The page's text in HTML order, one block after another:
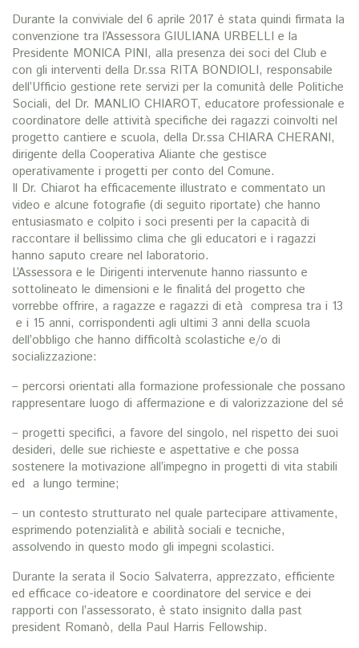
Durante la conviviale del 6 aprile 2017 è stata quindi firmata la
convenzione tra l’Assessora GIULIANA URBELLI e la
Presidente MONICA PINI, alla presenza dei soci del Club e
con gli interventi della Dr.ssa RITA BONDIOLI, responsabile
dell’Ufficio gestione rete servizi per la comunità delle Politiche
Sociali, del Dr. MANLIO CHIAROT, educatore professionale e
coordinatore delle attività specifiche dei ragazzi coinvolti nel
progetto cantiere e scuola, della Dr.ssa CHIARA CHERANI,
dirigente della Cooperativa Aliante che gestisce
operativamente i progetti per conto del Comune.
Il Dr. Chiarot ha efficacemente illustrato e commentato un
video e alcune fotografie (di seguito riportate) che hanno
entusiasmato e colpito i soci presenti per la capacità di
raccontare il bellissimo clima che gli educatori e i ragazzi
hanno saputo creare nel laboratorio.
L’Assessora e le Dirigenti intervenute hanno riassunto e
sottolineato le dimensioni e le finalitá del progetto che
vorrebbe offrire, a ragazze e ragazzi di età compresa tra i 13
e i 15 anni, corrispondenti agli ultimi 3 anni della scuola
dell’obbligo che hanno difficoltà scolastiche e/o di
socializzazione:
– percorsi orientati alla formazione professionale che possano
rappresentare luogo di affermazione e di valorizzazione del sé
– progetti specifici, a favore del singolo, nel rispetto dei suoi
desideri, delle sue richieste e aspettative e che possa
sostenere la motivazione all’impegno in progetti di vita stabili
ed a lungo termine;
– un contesto strutturato nel quale partecipare attivamente,
esprimendo potenzialità e abilità sociali e tecniche,
assolvendo in questo modo gli impegni scolastici.
Durante la serata il Socio Salvaterra, apprezzato, efficiente
ed efficace co-ideatore e coordinatore del service e dei
rapporti con l’assessorato, è stato insignito dalla past
president Romanò, della Paul Harris Fellowship.